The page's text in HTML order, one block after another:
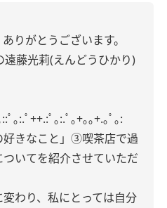
りがとうございます。
藤光莉(えんどうひかり)
ﾟ｡:.ﾟ++.:ﾟ｡:.ﾟ｡+｡｡+.｡ﾟ｡:
好きなこと」③喫茶店で過
いてを紹介させていただ
わり、私にとっては自分